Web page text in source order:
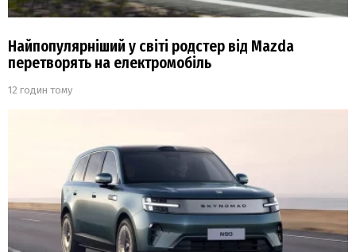
Найпопулярніший у світі родстер від Mazda
перетворять на електромобіль
12 годин тому